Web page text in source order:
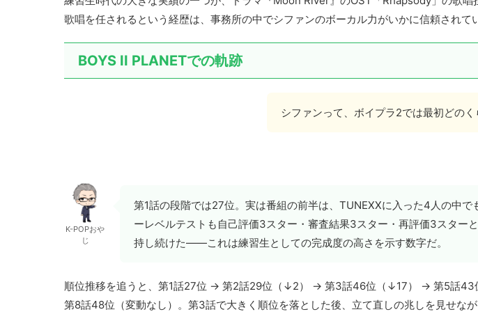
歌唱を任されるという経歴は、事務所の中でシファンのボーカル力がいかに信頼されて
BOYS II PLANETでの軌跡
シファンって、ボイプラ2では最初どの
K-POPおや
じ
第1話の段階では27位。実は番組の前半は、TUNEXXに入った4人の中で
ーレベルテストも自己評価3スター・審査結果3スター・再評価3スター
持し続けた——これは練習生としての完成度の高さを示す数字だ。
順位推移を追うと、第1話27位 → 第2話29位（↓2） → 第3話46位（↓17） → 第5話
第8話48位（変動なし）。第3話で大きく順位を落とした後、立て直しの兆しを見せな